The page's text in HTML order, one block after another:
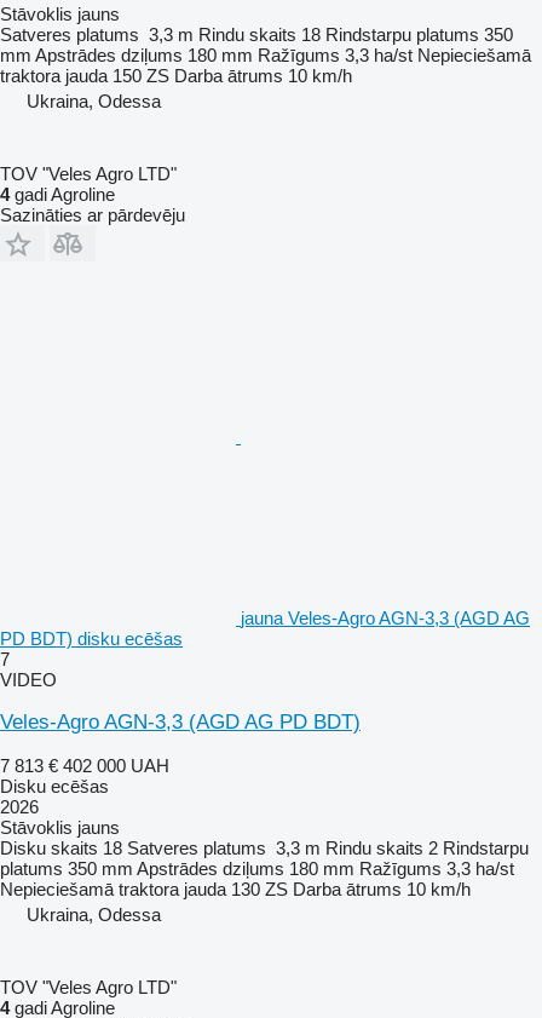
Stāvoklis jauns
Satveres platums 3,3 m Rindu skaits 18 Rindstarpu platums 350
mm Apstrādes dziļums 180 mm Ražīgums 3,3 ha/st Nepieciešamā
traktora jauda 150 ZS Darba ātrums 10 km/h
Ukraina, Odessa
TOV "Veles Agro LTD"
4gadi Agroline
Sazināties ar pārdevēju
jauna Veles-Agro AGN-3,3 (AGD AG
PD BDT) disku ecēšas
7
VIDEO
Veles-Agro AGN-3,3 (AGD AG PD BDT)
7 813 € 402 000 UAH
Disku ecēšas
2026
Stāvoklis jauns
Disku skaits 18 Satveres platums 3,3 m Rindu skaits 2 Rindstarpu
platums 350 mm Apstrādes dziļums 180 mm Ražīgums 3,3 ha/st
Nepieciešamā traktora jauda 130 ZS Darba ātrums 10 km/h
Ukraina, Odessa
TOV "Veles Agro LTD"
4gadi Agroline